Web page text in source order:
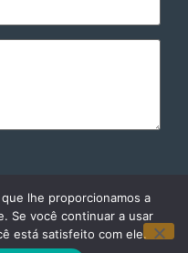
lhe proporcionamos a
Se você continuar a usar
está satisfeito com ele.